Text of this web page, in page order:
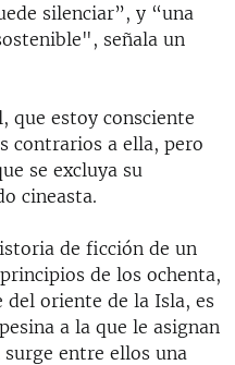
silenciar”, y “una
señala un
que estoy consciente
contrarios a ella, pero
se excluya su
cineasta.
de ficción de un
de los ochenta,
del oriente de la Isla, es
a la que le asignan
entre ellos una